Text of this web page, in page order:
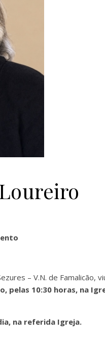
– V.N. de Famalicão,
pelas 10:30 horas, na
na referida Igreja.